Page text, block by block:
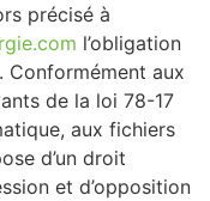
précisé à
l’obligation
Conformément aux
de la loi 78-17
aux fichiers
d’un droit
et d’opposition